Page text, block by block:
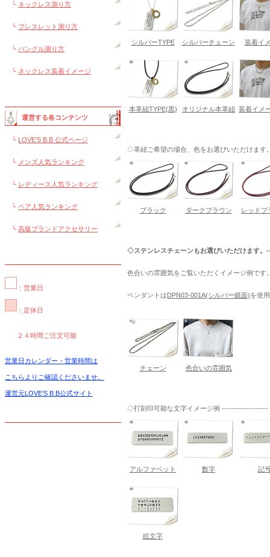
└ ネックレス測り方
└ ブレスレット測り方
└ バングル測り方
└ ネックレス装着イメージ
運営する各コンテンツ
└ LOVE'S B.B 公式ページ
└ メンズ人気ランキング
└ レディース人気ランキング
└ ペア人気ランキング
└ 高級ブランドアクセサリー
：営業日
：定休日
２４時間ご注文可能
営業日カレンダー・営業時間は
こちらよりご確認くださいませ。
運営元LOVE'S B.B公式サイト
シルバーTYPE シルバーチェーン 装着イ
本革紐TYPE(黒) オリジナル本革紐 装着イメ
◇革紐ご希望の場合、色をお選びいただけます
ブラック ダークブラウン レッドブ
◇ステンレスチェーンもお選びいただけます。
色合いの雰囲気をご覧いただくイメージ例です
ペンダントはDPN03-001A(シルバー鏡面)を使
チェーン 色合いの雰囲気
◇打刻印可能な文字イメージ例 -------------------
アルファベット 数字 記
絵文字